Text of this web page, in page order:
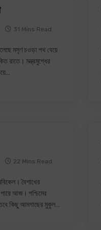
31 Mins Read
মসৃণ চওড়া পথ বেয়ে
রাতে। মন্ত্রমুগ্ধের
22 Mins Read
বৈশাখের
আজ। পশ্চিমের
কিছু আমগাছের মুকুল…